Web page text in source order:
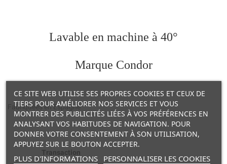
Lavable en machine à 40°
Marque Condor
Fabriquées en Espagne
Transaction
CE SITE WEB UTILISE SES PROPRES COOKIES ET CEUX DE
TIERS POUR AMÉLIORER NOS SERVICES ET VOUS
MONTRER DES PUBLICITÉS LIÉES À VOS PRÉFÉRENCES EN
ANALYSANT VOS HABITUDES DE NAVIGATION. POUR
DONNER VOTRE CONSENTEMENT À SON UTILISATION,
APPUYEZ SUR LE BOUTON ACCEPTER.
PLUS D'INFORMATIONS PERSONNALISER LES COOKIES